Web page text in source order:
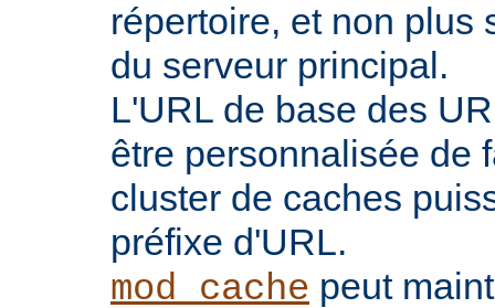
répertoire, et non plus
du serveur principal.
L'URL de base des
être personnalisée de
cluster de caches
préfixe d'URL.
mod_cache peut